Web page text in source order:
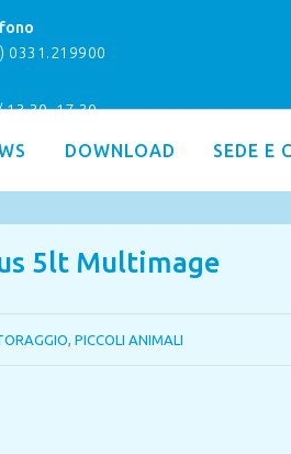
0331.219900
13.30–17.30
DOWNLOAD SEDE E
5lt Multimage
PICCOLI ANIMALI